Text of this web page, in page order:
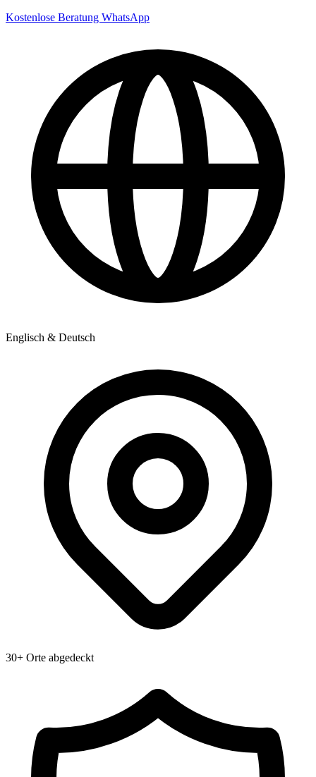
Kostenlose Beratung WhatsApp
Englisch & Deutsch
30+ Orte abgedeckt